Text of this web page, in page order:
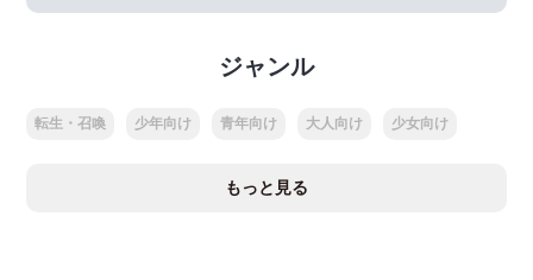
ジャンル
転生・召喚 少年向け 青年向け 大人向け 少女向け
もっと見る